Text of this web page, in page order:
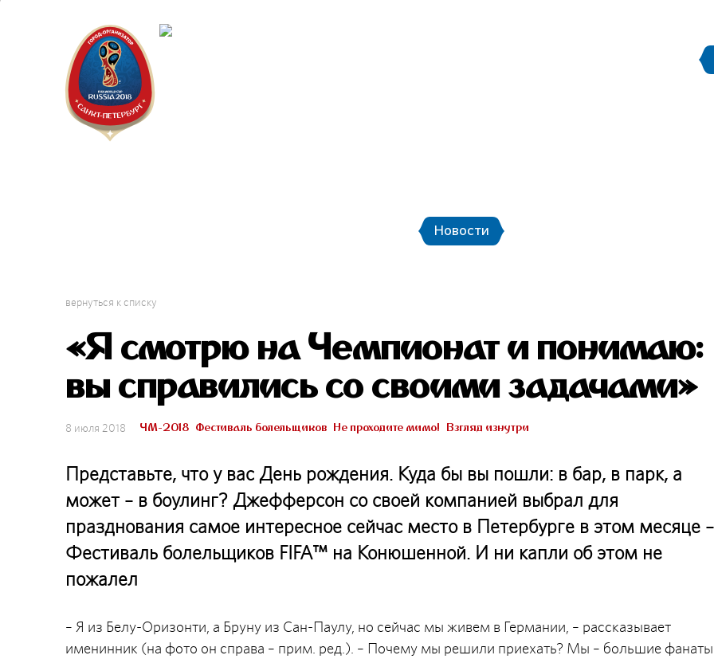
Новости
вернуться к списку
«Я смотрю на Чемпионат и понимаю:
вы справились со своими задачами»
8 июля 2018 ЧМ-2018 Фестиваль болельщиков Не проходите мимо! Взгляд изнутри
Представьте, что у вас День рождения. Куда бы вы пошли: в бар, в парк, а
может – в боулинг? Джефферсон со своей компанией выбрал для
празднования самое интересное сейчас место в Петербурге в этом месяце –
Фестиваль болельщиков FIFA™ на Конюшенной. И ни капли об этом не
пожалел
– Я из Белу-Оризонти, а Бруну из Сан-Паулу, но сейчас мы живем в Германии, – рассказывает
именинник (на фото он справа – прим. ред.). – Почему мы решили приехать? Мы – большие фанаты